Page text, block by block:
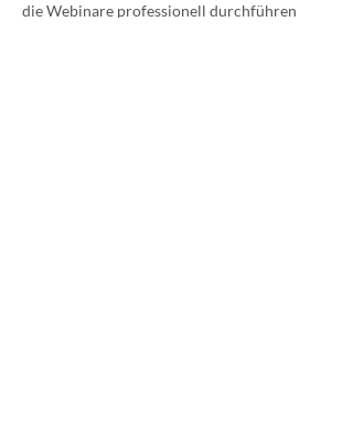
die Webinare professionell durchführen